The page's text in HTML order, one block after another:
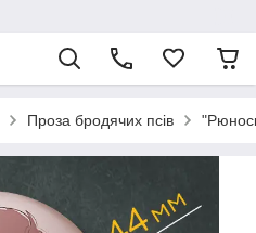
Проза бродячих псів